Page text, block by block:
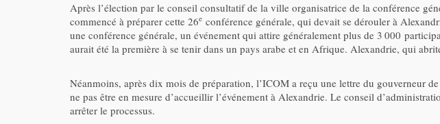
Après l’élection par le conseil consultatif de la ville organisatrice de la conférence
commencé à préparer cette 26e conférence générale, qui devait se dérouler à
une conférence générale, un événement qui attire généralement plus de 3 000
aurait été la première à se tenir dans un pays arabe et en Afrique. Alexandrie, qui
Néanmoins, après dix mois de préparation, l’ICOM a reçu une lettre du gouverneur
ne pas être en mesure d’accueillir l’événement à Alexandrie. Le conseil
arrêter le processus.